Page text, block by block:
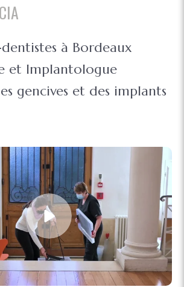
à Bordeaux
et Implantologue
gencives et des implants